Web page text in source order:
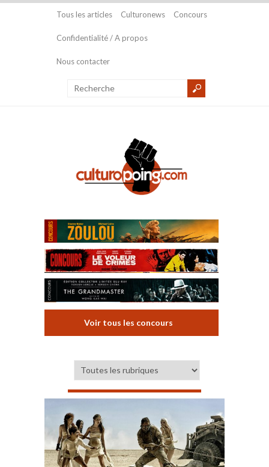
Tous les articles Culturonews Concours
Confidentialité / A propos
Nous contacter
Voir tous les concours